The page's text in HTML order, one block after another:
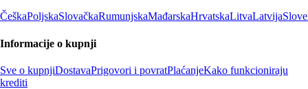
ČeškaPoljskaSlovačkaRumunjskaMađarskaHrvatskaLitvaLatvija
Informacije o kupnji
Sve o kupnjiDostavaPrigovori i povratPlaćanjeKako funkcioniraju
krediti